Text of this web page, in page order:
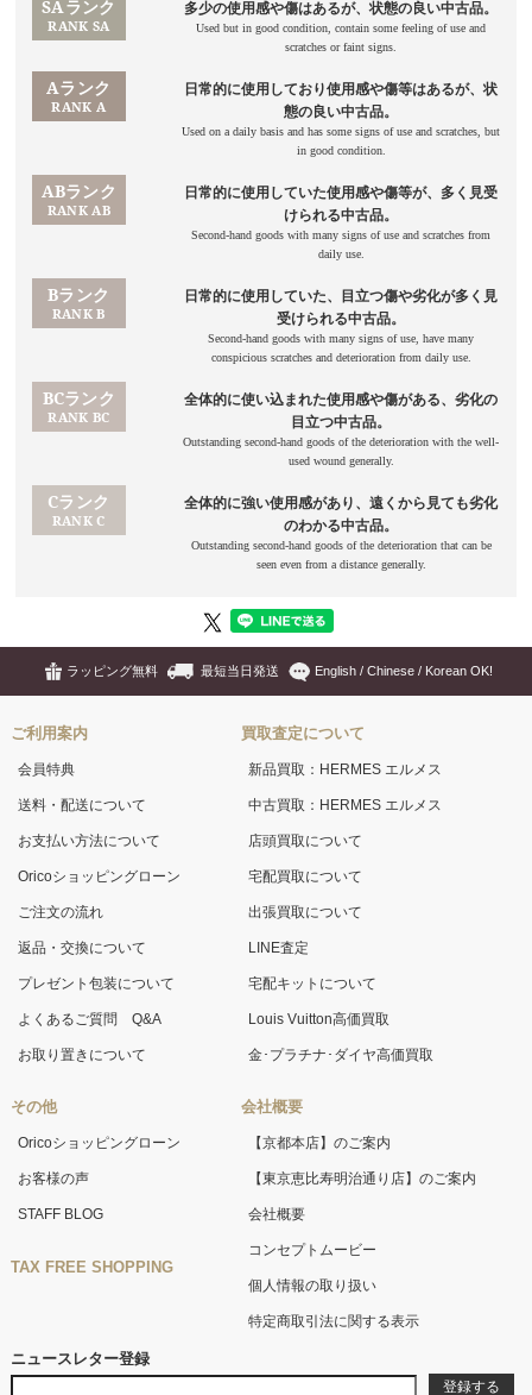
ラッピング無料 最短当日発送 English / Chinese / Korean OK!
ご利用案内
会員特典
送料・配送について
お支払い方法について
Oricoショッピングローン
ご注文の流れ
返品・交換について
プレゼント包装について
よくあるご質問 Q&A
お取り置きについて
その他
Oricoショッピングローン
お客様の声
STAFF BLOG
TAX FREE SHOPPING
買取査定について
新品買取：HERMES エルメス
中古買取：HERMES エルメス
店頭買取について
宅配買取について
出張買取について
LINE査定
宅配キットについて
Louis Vuitton高価買取
金･プラチナ･ダイヤ高価買取
会社概要
【京都本店】のご案内
【東京恵比寿明治通り店】のご案内
会社概要
コンセプトムービー
個人情報の取り扱い
特定商取引法に関する表示
ニュースレター登録